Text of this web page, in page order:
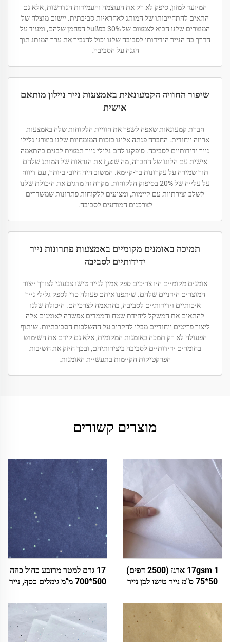
המיועד למזון, סיפק לא רק את העוצמה והעמידות הנדרשות, אלא גם
התאים להתחייבותו של המותג לאחראיות סביבתית. יישום מוצלח של
המוצרים שלנו הביא לצמצום של 30% בפußל הפחמן שלהם, ומעיד על
הדרך בה הנייר הידידותי לסביבה שלנו יכול להגביר את ערך המותג תוך
הגנה על הסביבה.
שיפור החוויה הקמעונאית באמצעות נייר ניילון מותאם
אישית
חברת קמעונאות שאפה לשפר את חוויית הלקוחות שלה באמצעות
אריזה ייחודית. החברה פנתה אלינו בזכות המומחיות שלנו כיצרני גלילי
נייר ידידותיים לסביבה. סיפקנו להם גלילי נייר תמצית לבנים בהתאמה
אישית עם הלוגו של החברה, מה שعزז את הנראות של המותג שלהם
תוך שמירה על עקרונות בר-קיימא. המשוב היה חיובי ביותר, עם דיווח
על עלייה של 20% בסיפוק הלקוחות. מקרה זה מדגים את היכולת שלנו
לשלב יצירתיות עם קיימות, ומציעים ללקוחות פתרונות שמשדרים
לצרכנים המודעים לסביבה.
תמיכה באומנים מקומיים באמצעות פתרונות נייר
ידידותיים לסביבה
אומנים מקומיים היו צריכים ספק אמין לנייר טישו צבעוני לצורך ייצור
המוצרים הידניים שלהם. שיתפנו איתם פעולה כדי לספק גלילי נייר
איכותיים וידידותיים לסביבה, בהתאמה לצרכיהם. היכולת שלנו
להתאים את המשקל ליחידת שטח והממדים אפשרה לאומנים אלה
ליצור פריטים ייחודיים מבלי להקריב על ההשלכות הסביבתיות. שיתוף
הפעולה לא רק תמכה באומנות המקומית, אלא גם קידם את השימוש
בחומרים ידידותיים לסביבה ביצירותיהם, ובכך חיזק את חשיבות
הפרקטיקות הקיימות בתעשיית האומנות.
מוצרים קשורים
17gsm 1 ארגז (2500 דפים)
50*75 ס"מ נייר טישו לבן נייר
בגדים נעליים אריזה נייר טישו
17 גרם למטר מרובע כחול כהה
500*700 מ"מ גימלים כסף, נייר
עטיפת פרחים, אריזה, נייר טישו
זול